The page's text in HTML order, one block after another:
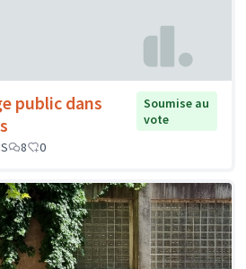
public dans
Soumise au
vote
8 0